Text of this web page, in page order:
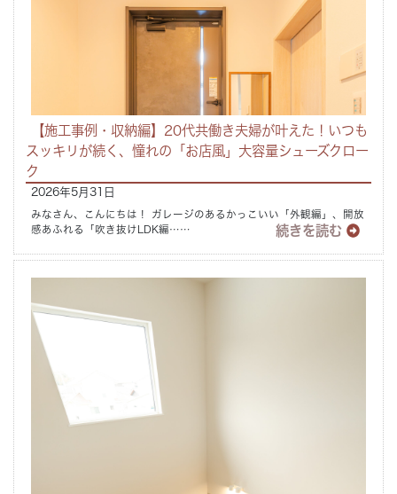
【施工事例・収納編】20代共働き夫婦が叶えた！いつも
スッキリが続く、憧れの「お店風」大容量シューズクロー
ク
2026年5月31日
みなさん、こんにちは！ ガレージのあるかっこいい「外観編」、開放
感あふれる「吹き抜けLDK編……
続きを読む